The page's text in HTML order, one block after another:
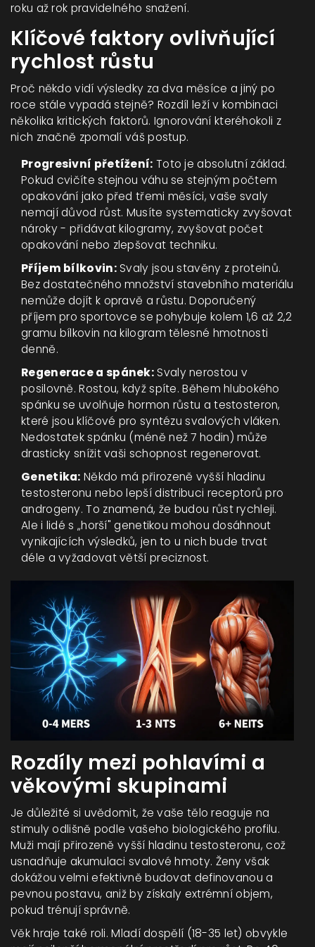
roku až rok pravidelného snažení.
Klíčové faktory ovlivňující
rychlost růstu
Proč někdo vidí výsledky za dva měsíce a jiný po
roce stále vypadá stejně? Rozdíl leží v kombinaci
několika kritických faktorů. Ignorování kteréhokoli z
nich značně zpomalí váš postup.
Progresivní přetížení: Toto je absolutní základ.
Pokud cvičíte stejnou váhu se stejným počtem
opakování jako před třemi měsíci, vaše svaly
nemají důvod růst. Musíte systematicky zvyšovat
nároky - přidávat kilogramy, zvyšovat počet
opakování nebo zlepšovat techniku.
Příjem bílkovin:Svaly jsou stavěny z proteinů.
Bez dostatečného množství stavebního materiálu
nemůže dojít k opravě a růstu. Doporučený
příjem pro sportovce se pohybuje kolem 1,6 až 2,2
gramu bílkovin na kilogram tělesné hmotnosti
denně.
Regenerace a spánek: Svaly nerostou v
posilovně. Rostou, když spíte. Během hlubokého
spánku se uvolňuje hormon růstu a testosteron,
které jsou klíčové pro syntézu svalových vláken.
Nedostatek spánku (méně než 7 hodin) může
drasticky snížit vaši schopnost regenerovat.
Genetika: Někdo má přirozeně vyšší hladinu
testosteronu nebo lepší distribuci receptorů pro
androgeny. To znamená, že budou růst rychleji.
Ale i lidé s „horší" genetikou mohou dosáhnout
vynikajících výsledků, jen to u nich bude trvat
déle a vyžadovat větší preciznost.
Rozdíly mezi pohlavími a
věkovými skupinami
Je důležité si uvědomit, že vaše tělo reaguje na
stimuly odlišně podle vašeho biologického profilu.
Muži mají přirozeně vyšší hladinu testosteronu, což
usnadňuje akumulaci svalové hmoty. Ženy však
dokážou velmi efektivně budovat definovanou a
pevnou postavu, aniž by získaly extrémní objem,
pokud trénují správně.
Věk hraje také roli. Mladí dospělí (18-35 let) obvykle